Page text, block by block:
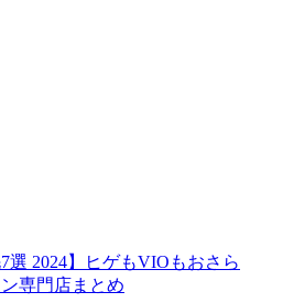
選 2024】ヒゲもVIOもおさら
専門店まとめ